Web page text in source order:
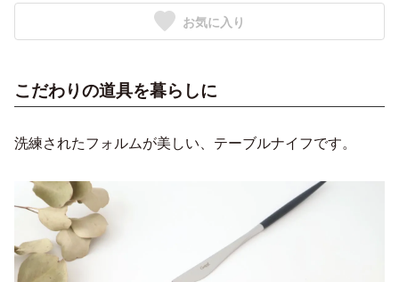
お気に入り
こだわりの道具を暮らしに
洗練されたフォルムが美しい、テーブルナイフです。